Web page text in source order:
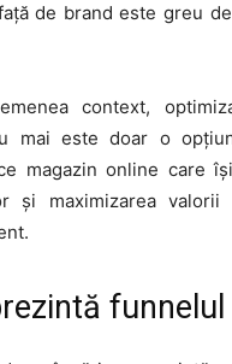
de brand este greu
context,
mai este doar o
magazin online care
și maximizarea